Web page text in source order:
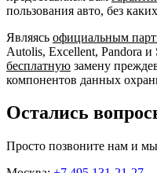
пользования авто, без
Являясь официальным
Autolis, Excellent, Pandora
бесплатную замену
компонентов данных
Остались
Просто позвоните нам и